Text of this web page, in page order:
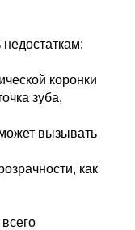
коронки
зуба,
вызывать
как